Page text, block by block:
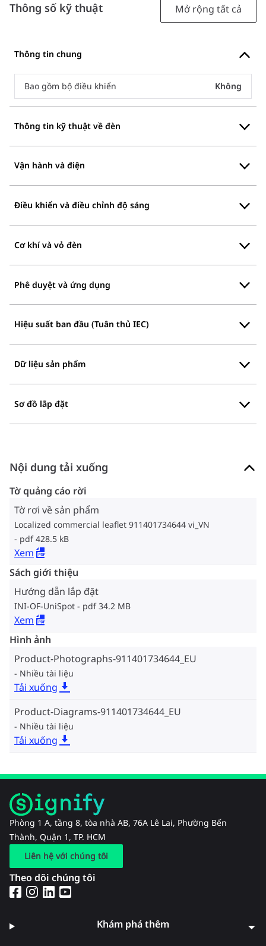
Thông số kỹ thuật Mở rộng tất cả
Thông tin chung
Bao gồm bộ điều khiển Không
Thông tin kỹ thuật về đèn
Vận hành và điện
Điều khiển và điều chỉnh độ sáng
Cơ khí và vỏ đèn
Phê duyệt và ứng dụng
Hiệu suất ban đầu (Tuân thủ IEC)
Dữ liệu sản phẩm
Sơ đồ lắp đặt
Nội dung tải xuống
Tờ quảng cáo rời
Tờ rơi về sản phẩm
Localized commercial leaflet 911401734644 vi_VN
pdf 428.5 kB
Xem
Sách giới thiệu
Hướng dẫn lắp đặt
INI-OF-UniSpot pdf 34.2 MB
Xem
Hình ảnh
Product-Photographs-911401734644_EU
Nhiều tài liệu
Tải xuống
Product-Diagrams-911401734644_EU
Nhiều tài liệu
Tải xuống
Phòng 1 A, tầng 8, tòa nhà AB, 76A Lê Lai, Phường Bến
Thành, Quận 1, TP. HCM
Liên hệ với chúng tôi
Theo dõi chúng tôi
Khám phá thêm